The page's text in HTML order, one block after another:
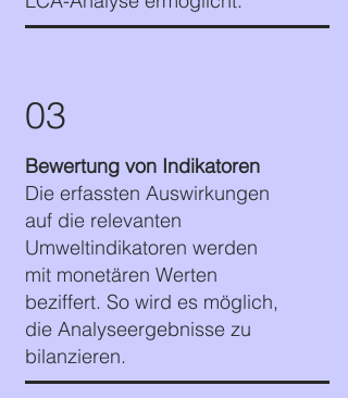
03
Bewertung von Indikatoren
Die erfassten Auswirkungen
auf die relevanten
Umweltindikatoren werden
mit monetären Werten
beziffert. So wird es möglich,
die Analyseergebnisse zu
bilanzieren.